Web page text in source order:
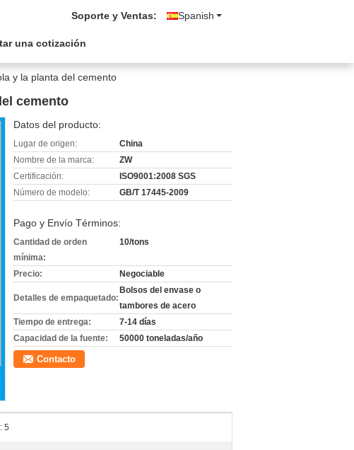
Spanish
Soporte y Ventas:
una cotización
y la planta del cemento
cemento
Datos del producto:
Lugar de origen:
China
Nombre de la marca:
ZW
Certificación:
ISO9001:2008 SGS
Número de modelo:
GB/T 17445-2009
Pago y Envío Términos:
Cantidad de orden
mínima:
10/tons
Precio: Negociable
Detalles de empaquetado:
Bolsos del envase o
tambores de acero
Tiempo de entrega:
7-14 días
Capacidad de la fuente:
50000 toneladas/año
Contacto
5